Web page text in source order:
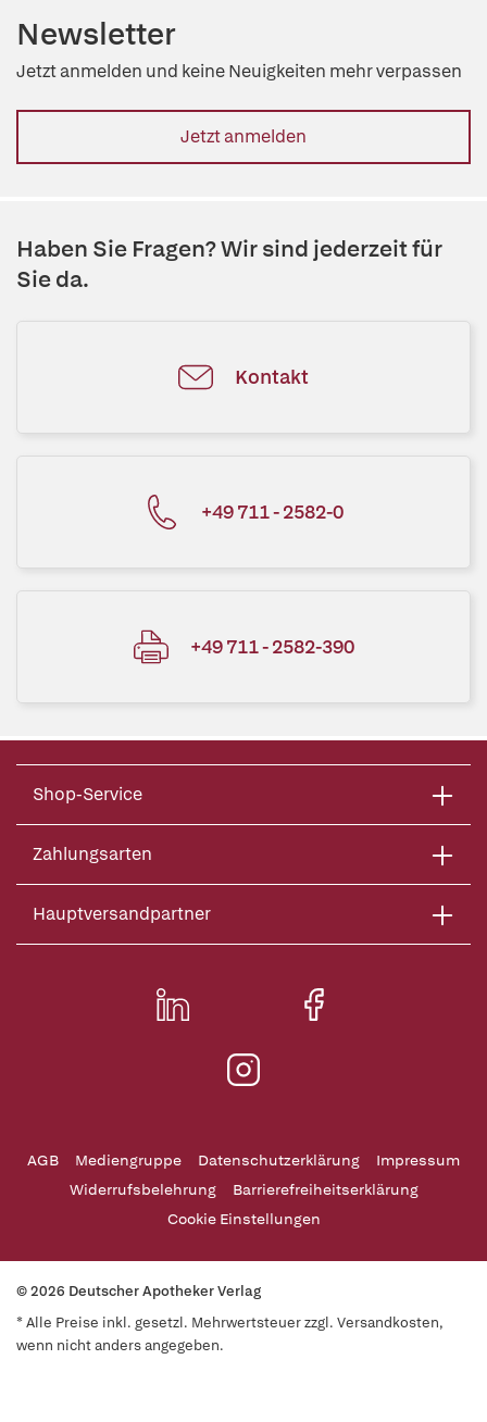
Newsletter
Jetzt anmelden und keine Neuigkeiten mehr verpassen
Jetzt anmelden
Haben Sie Fragen? Wir sind jederzeit für
Sie da.
Kontakt
+49 711 - 2582-0
+49 711 - 2582-390
Shop-Service
Zahlungsarten
Hauptversandpartner
AGB Mediengruppe Datenschutzerklärung
Impressum
Widerrufsbelehrung
Barrierefreiheitserklärung
Cookie Einstellungen
© 2026 Deutscher Apotheker Verlag
* Alle Preise inkl. gesetzl. Mehrwertsteuer zzgl. Versandkosten,
wenn nicht anders angegeben.